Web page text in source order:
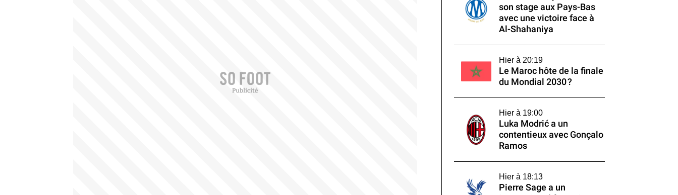
son stage aux Pays-Bas
avec une victoire face à
Al-Shahaniya
Hier à 20:19
Le Maroc hôte de la finale
du Mondial 2030 ?
Hier à 19:00
Luka Modrić a un
contentieux avec Gonçalo
Ramos
Hier à 18:13
Pierre Sage a un